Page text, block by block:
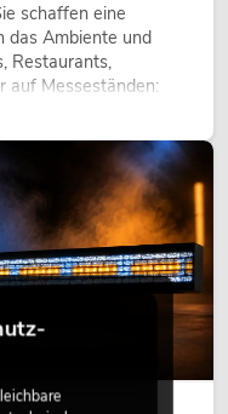
schaffen eine
das Ambiente und
Restaurants,
auf Messeständen:
längst zum